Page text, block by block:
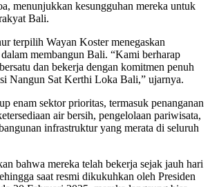
menunjukkan kesungguhan mereka untuk
Bali.
terpilih Wayan Koster menegaskan
membangun Bali. “Kami berharap
dan bekerja dengan komitmen penuh
Nangun Sat Kerthi Loka Bali,” ujarnya.
enam sektor prioritas, termasuk penanganan
air bersih, pengelolaan pariwisata,
infrastruktur yang merata di seluruh
bahwa mereka telah bekerja sejak jauh hari
saat resmi dikukuhkan oleh Presiden